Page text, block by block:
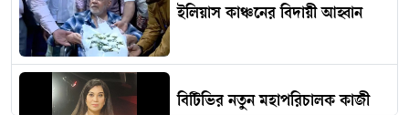
ইলিয়াস কাঞ্চনের বিদায়ী আহ্বান
বিটিভির নতুন মহাপরিচালক কাজী